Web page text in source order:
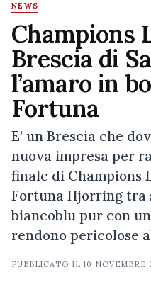
NEWS
Champions
Brescia di
l’amaro in
Fortuna
E’ un Brescia che
nuova impresa per
finale di Champions
Fortuna Hjorring tra
biancoblu pur con
rendono pericolose
PUBBLICATO IL10 NOVEMBRE